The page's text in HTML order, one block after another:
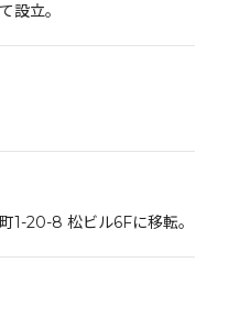
設立。
1-20-8 松ビル6Fに移転。